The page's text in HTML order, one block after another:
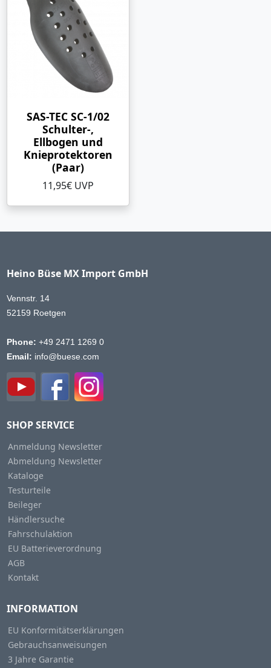
SAS-TEC SC-1/02
Schulter-,
Ellbogen und
Knieprotektoren
(Paar)
11,95€ UVP
Heino Büse MX Import GmbH
Vennstr. 14
52159 Roetgen
Phone: +49 2471 1269 0
Email: info@buese.com
SHOP SERVICE
Anmeldung Newsletter
Abmeldung Newsletter
Kataloge
Testurteile
Beileger
Händlersuche
Fahrschulaktion
EU Batterieverordnung
AGB
Kontakt
INFORMATION
EU Konformitätserklärungen
Gebrauchsanweisungen
3 Jahre Garantie